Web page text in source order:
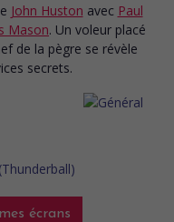
John Huston avec Paul
Mason. Un voleur placé
de la pègre se révèle
secrets.
écrans